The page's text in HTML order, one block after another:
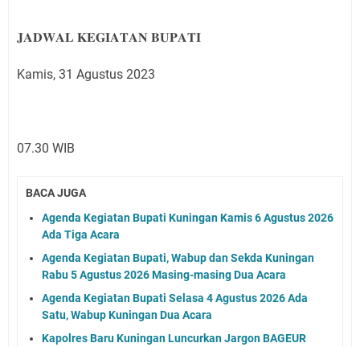
𝐉𝐀𝐃𝐖𝐀𝐋 𝐊𝐄𝐆𝐈𝐀𝐓𝐀𝐍 𝐁𝐔𝐏𝐀𝐓𝐈
Kamis, 31 Agustus 2023
07.30 WIB
BACA JUGA
Agenda Kegiatan Bupati Kuningan Kamis 6 Agustus 2026
Ada Tiga Acara
Agenda Kegiatan Bupati, Wabup dan Sekda Kuningan
Rabu 5 Agustus 2026 Masing-masing Dua Acara
Agenda Kegiatan Bupati Selasa 4 Agustus 2026 Ada
Satu, Wabup Kuningan Dua Acara
Kapolres Baru Kuningan Luncurkan Jargon BAGEUR